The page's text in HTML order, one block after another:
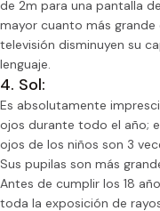
de 2m para una pantalla
mayor cuanto más grande
televisión disminuyen su
lenguaje.
4. Sol:
Es absolutamente
ojos durante todo el año;
ojos de los niños son 3
Sus pupilas son más
Antes de cumplir los 18
toda la exposición de